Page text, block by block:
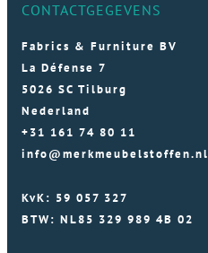
CONTACTGEGEVENS
Fabrics & Furniture BV
La Défense 7
5026 SC Tilburg
Nederland
+31 161 74 80 11
info@merkmeubelstoffen.nl
KvK: 59 057 327
BTW: NL85 329 989 4B 02